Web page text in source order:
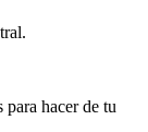
.
hacer de tu